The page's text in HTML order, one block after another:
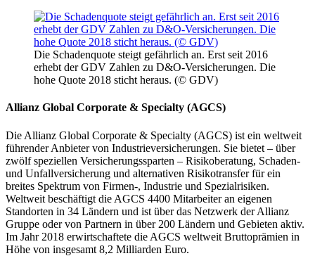
Die Schadenquote steigt gefährlich an. Erst seit 2016
erhebt der GDV Zahlen zu D&O-Versicherungen. Die
hohe Quote 2018 sticht heraus. (© GDV)
Allianz Global Corporate & Specialty (AGCS)
Die Allianz Global Corporate & Specialty (AGCS) ist ein weltweit
führender Anbieter von Industrieversicherungen. Sie bietet – über
zwölf speziellen Versicherungssparten – Risikoberatung, Schaden-
und Unfallversicherung und alternativen Risikotransfer für ein
breites Spektrum von Firmen-, Industrie und Spezialrisiken.
Weltweit beschäftigt die AGCS 4400 Mitarbeiter an eigenen
Standorten in 34 Ländern und ist über das Netzwerk der Allianz
Gruppe oder von Partnern in über 200 Ländern und Gebieten aktiv.
Im Jahr 2018 erwirtschaftete die AGCS weltweit Bruttoprämien in
Höhe von insgesamt 8,2 Milliarden Euro.